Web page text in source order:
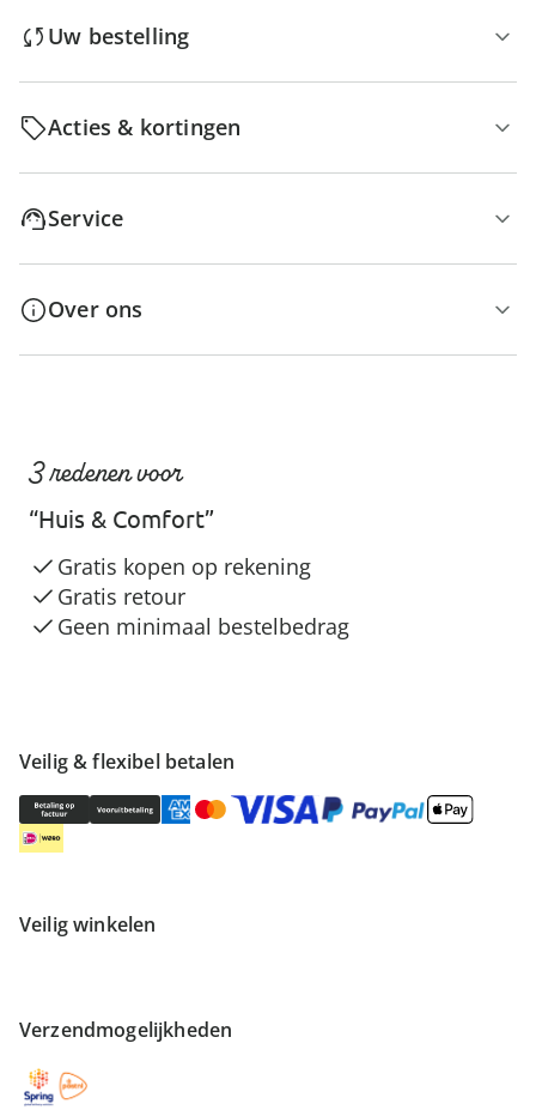
Uw bestelling
Acties & kortingen
Service
Over ons
Veilig & flexibel betalen
Veilig winkelen
Verzendmogelijkheden
3 redenen voor
“Huis & Comfort”
Gratis kopen op rekening
Gratis retour
Geen minimaal bestelbedrag